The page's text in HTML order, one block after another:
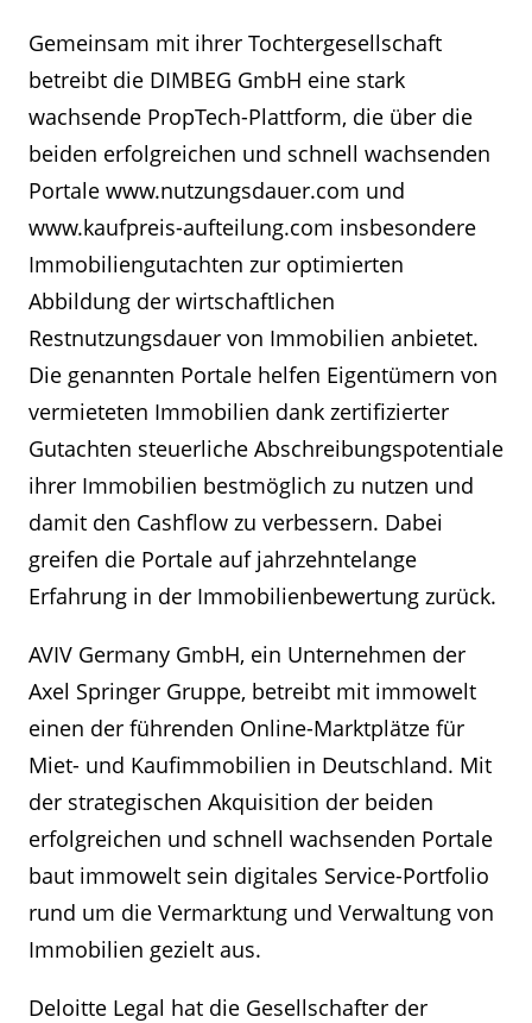
Gemeinsam mit ihrer Tochtergesellschaft
betreibt die DIMBEG GmbH eine stark
wachsende PropTech-Plattform, die über die
beiden erfolgreichen und schnell wachsenden
Portale www.nutzungsdauer.com und
www.kaufpreis-aufteilung.com insbesondere
Immobiliengutachten zur optimierten
Abbildung der wirtschaftlichen
Restnutzungsdauer von Immobilien anbietet.
Die genannten Portale helfen Eigentümern von
vermieteten Immobilien dank zertifizierter
Gutachten steuerliche Abschreibungspotentiale
ihrer Immobilien bestmöglich zu nutzen und
damit den Cashflow zu verbessern. Dabei
greifen die Portale auf jahrzehntelange
Erfahrung in der Immobilienbewertung zurück.
AVIV Germany GmbH, ein Unternehmen der
Axel Springer Gruppe, betreibt mit immowelt
einen der führenden Online-Marktplätze für
Miet- und Kaufimmobilien in Deutschland. Mit
der strategischen Akquisition der beiden
erfolgreichen und schnell wachsenden Portale
baut immowelt sein digitales Service-Portfolio
rund um die Vermarktung und Verwaltung von
Immobilien gezielt aus.
Deloitte Legal hat die Gesellschafter der